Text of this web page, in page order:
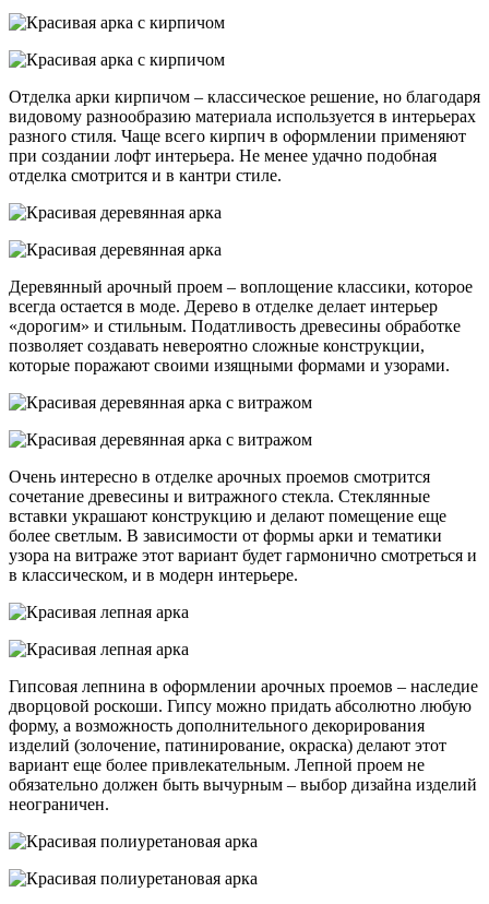
Отделка арки кирпичом – классическое решение, но благодаря
видовому разнообразию материала используется в интерьерах
разного стиля. Чаще всего кирпич в оформлении применяют
при создании лофт интерьера. Не менее удачно подобная
отделка смотрится и в кантри стиле.
Деревянный арочный проем – воплощение классики, которое
всегда остается в моде. Дерево в отделке делает интерьер
«дорогим» и стильным. Податливость древесины обработке
позволяет создавать невероятно сложные конструкции,
которые поражают своими изящными формами и узорами.
Очень интересно в отделке арочных проемов смотрится
сочетание древесины и витражного стекла. Стеклянные
вставки украшают конструкцию и делают помещение еще
более светлым. В зависимости от формы арки и тематики
узора на витраже этот вариант будет гармонично смотреться и
в классическом, и в модерн интерьере.
Гипсовая лепнина в оформлении арочных проемов – наследие
дворцовой роскоши. Гипсу можно придать абсолютно любую
форму, а возможность дополнительного декорирования
изделий (золочение, патинирование, окраска) делают этот
вариант еще более привлекательным. Лепной проем не
обязательно должен быть вычурным – выбор дизайна изделий
неограничен.